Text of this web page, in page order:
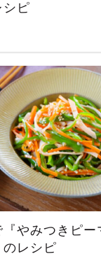
シピ
『やみつきピー
レシピ